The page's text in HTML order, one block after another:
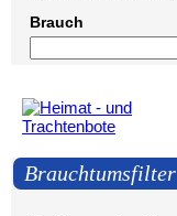
Brauch
Brauchtumsfilter